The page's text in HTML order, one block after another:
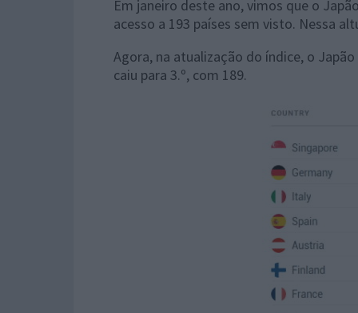
Em janeiro deste ano, vimos que o
acesso a 193 países sem visto. Nessa
Agora, na atualização do índice, o
caiu para 3.º, com 189.